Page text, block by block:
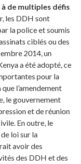
de multiples défis
les DDH sont
la police et soumis
ciblés ou des
2014, un
a été adopté, ce
pour la
l’amendement
le gouvernement
et de réunion
En outre, le
loi sur la
avoir des
des DDH et des